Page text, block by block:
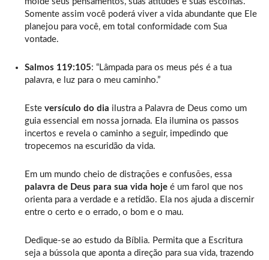
Somente assim você poderá viver a vida abundante que Ele
planejou para você, em total conformidade com Sua
vontade.
Salmos 119:105: “Lâmpada para os meus pés é a tua
palavra, e luz para o meu caminho.”
Este versículo do dia ilustra a Palavra de Deus como um
guia essencial em nossa jornada. Ela ilumina os passos
incertos e revela o caminho a seguir, impedindo que
tropecemos na escuridão da vida.
Em um mundo cheio de distrações e confusões, essa
palavra de Deus para sua vida hoje é um farol que nos
orienta para a verdade e a retidão. Ela nos ajuda a discernir
entre o certo e o errado, o bom e o mau.
Dedique-se ao estudo da Bíblia. Permita que a Escritura
seja a bússola que aponta a direção para sua vida, trazendo